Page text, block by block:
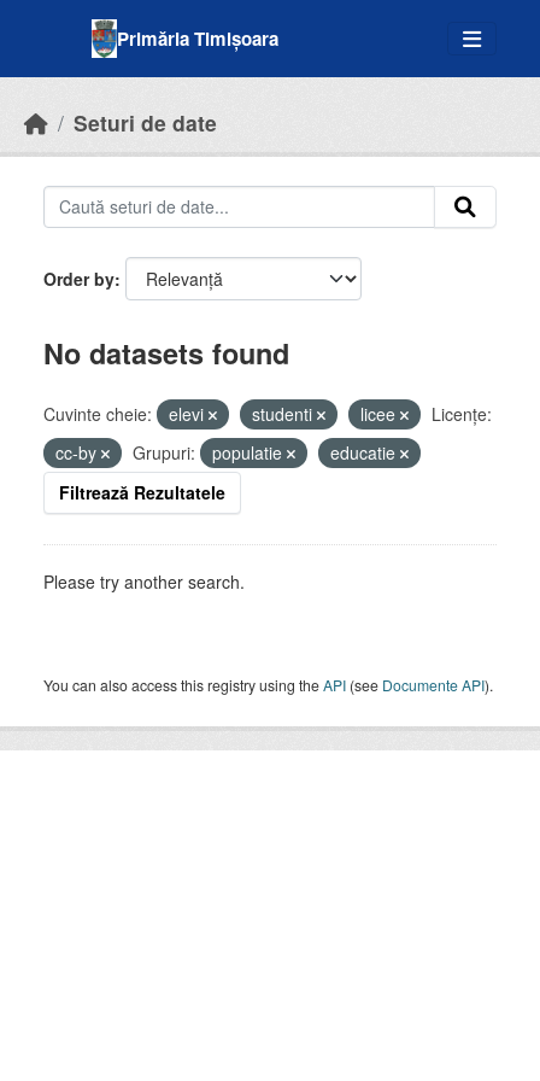
Primăria Timișoara
Seturi de date
Order by
No datasets found
Cuvinte cheie: elevi studenti licee
Licenţe:
cc-by
Grupuri: populatie
educatie
Filtrează Rezultatele
Please try another search.
You can also access this registry using theAPI (see Documente API).